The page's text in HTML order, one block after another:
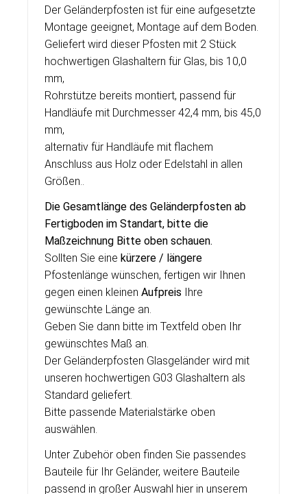
Der Geländerpfosten ist für eine aufgesetzte
Montage geeignet, Montage auf dem Boden.
Geliefert wird dieser Pfosten mit 2 Stück
hochwertigen Glashaltern für Glas, bis 10,0
mm,
Rohrstütze bereits montiert, passend für
Handläufe mit Durchmesser 42,4 mm, bis 45,0
mm,
alternativ für Handläufe mit flachem
Anschluss aus Holz oder Edelstahl in allen
Größen..
Die Gesamtlänge des Geländerpfosten ab
Fertigboden im Standart, bitte die
Maßzeichnung Bitte oben schauen.
Sollten Sie eine kürzere / längere
Pfostenlänge wünschen, fertigen wir Ihnen
gegen einen kleinen Aufpreis Ihre
gewünschte Länge an.
Geben Sie dann bitte im Textfeld oben Ihr
gewünschtes Maß an.
Der Geländerpfosten Glasgeländer wird mit
unseren hochwertigen G03 Glashaltern als
Standard geliefert.
Bitte passende Materialstärke oben
auswählen.
Unter Zubehör oben finden Sie passendes
Bauteile für Ihr Geländer, weitere Bauteile
passend in großer Auswahl hier in unserem